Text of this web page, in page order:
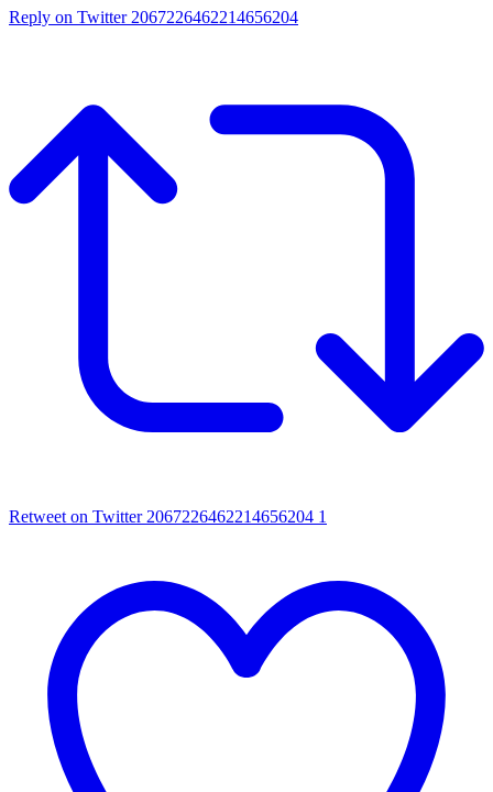
Reply on Twitter 2067226462214656204
Retweet on Twitter 2067226462214656204 1